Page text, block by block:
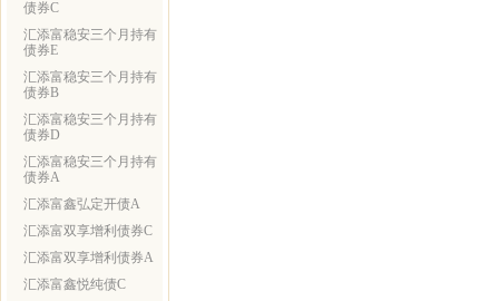
债券C
汇添富稳安三个月持有
债券E
汇添富稳安三个月持有
债券B
汇添富稳安三个月持有
债券D
汇添富稳安三个月持有
债券A
汇添富鑫弘定开债A
汇添富双享增利债券C
汇添富双享增利债券A
汇添富鑫悦纯债C